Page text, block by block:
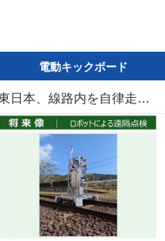
電動キックボード
JR東日本、線路内を自律走行するAIロボット導入で線路点検の省人化を推進へ